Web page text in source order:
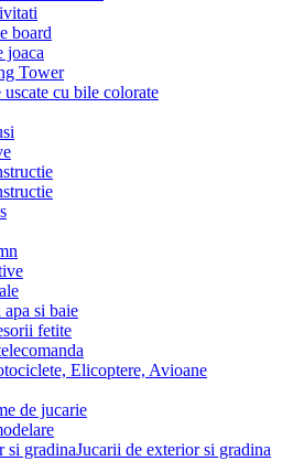
board
joaca
Tower
uscate cu bile colorate
si baie
fetite
Elicoptere, Avioane
de jucarie
Jucarii de exterior si gradina